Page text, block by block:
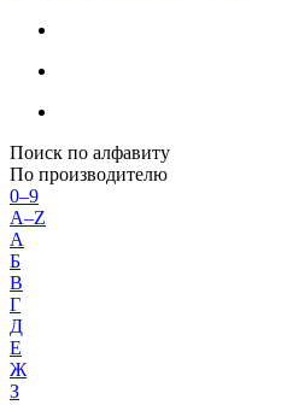
Поиск по алфавиту
По производителю
0–9
A–Z
А
Б
В
Г
Д
Е
Ж
З